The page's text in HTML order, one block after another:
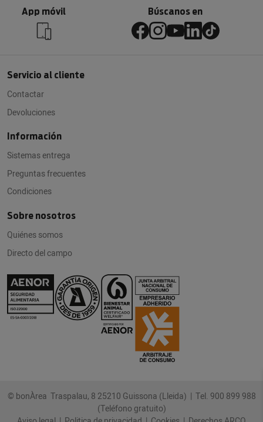
App móvil Búscanos en
Servicio al cliente
Contactar
Devoluciones
Información
Sistemas entrega
Preguntas frecuentes
Condiciones
Sobre nosotros
Quiénes somos
Directo del campo
© bonÀrea Traspalau, 8 25210 Guissona (Lleida) | Tel. 900 899 988
(Teléfono gratuito)